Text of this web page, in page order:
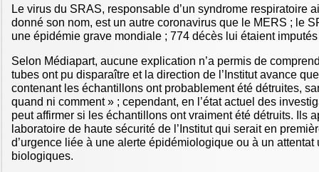
Le virus du SRAS, responsable d’un syndrome respiratoire
donné son nom, est un autre coronavirus que le MERS ; le
une épidémie grave mondiale ; 774 décès lui étaient
Selon Médiapart, aucune explication n’a permis de
tubes ont pu disparaître et la direction de l’Institut avance
contenant les échantillons ont probablement été détruites,
quand ni comment » ; cependant, en l’état actuel des
peut affirmer si les échantillons ont vraiment été détruits. Ils
laboratoire de haute sécurité de l’Institut qui serait en
d’urgence liée à une alerte épidémiologique ou à un attentat
biologiques.